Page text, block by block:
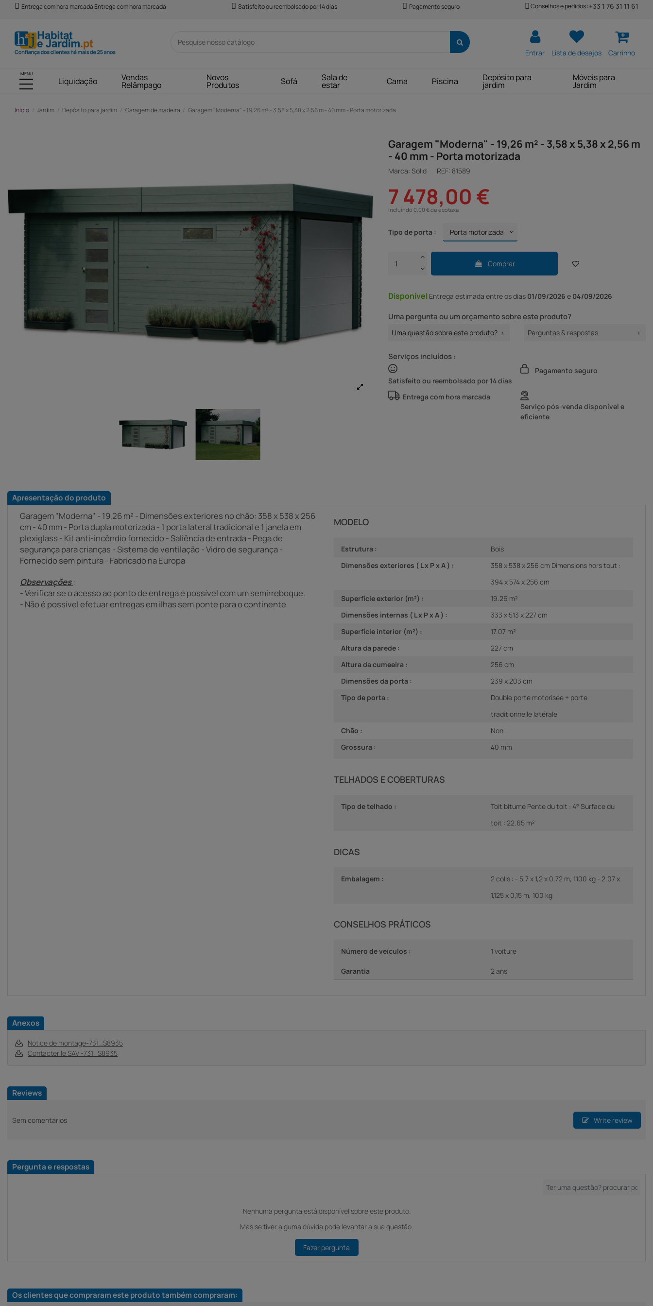
Entrega com hora marcada Entrega com hora marcada Satisfeito ou reembolsado por 14 dias Pagamento seguro Conselhos e pedidos :+33 1 76 31 11 61
Entrar Lista de desejos Carrinho
MENU
Liquidação Vendas
Relâmpago
Novos
Produtos Sofá Sala de
estar Cama Piscina Depósito para
jardim
Móveis para
Jardim
Início Jardim Depósito para jardim Garagem de madeira Garagem "Moderna" - 19,26 m² - 3,58 x 5,38 x 2,56 m - 40 mm - Porta motorizada
Garagem "Moderna" - 19,26 m² - 3,58 x 5,38 x 2,56 m
- 40 mm - Porta motorizada
Marca: Solid REF: 81589
7 478,00 €
Incluindo 0,00 € de ecotaxa
Tipo de porta :
Comprar
Disponível Entrega estimada entre os dias 01/09/2026 e 04/09/2026
Uma pergunta ou um orçamento sobre este produto?
Uma questão sobre este produto? Perguntas & respostas
Serviços incluídos :
Satisfeito ou reembolsado por 14 dias
Pagamento seguro
Entrega com hora marcada
Serviço pós-venda disponível e
eficiente
Apresentação do produto
Garagem "Moderna" - 19,26 m² - Dimensões exteriores no chão: 358 x 538 x 256
cm - 40 mm - Porta dupla motorizada - 1 porta lateral tradicional e 1 janela em
plexiglass - Kit anti-incêndio fornecido - Saliência de entrada - Pega de
segurança para crianças - Sistema de ventilação - Vidro de segurança -
Fornecido sem pintura - Fabricado na Europa
Observações:
- Verificar se o acesso ao ponto de entrega é possível com um semirreboque.
- Não é possível efetuar entregas em ilhas sem ponte para o continente
MODELO
Estrutura :
Bois
Dimensões exteriores ( L x P x A ) :
358 x 538 x 256 cm Dimensions hors tout :
394 x 574 x 256 cm
Superfície exterior (m²) :
19.26 m²
Dimensões internas ( L x P x A ) :
333 x 513 x 227 cm
Superfície interior (m²) :
17.07 m²
Altura da parede :
227 cm
Altura da cumeeira :
256 cm
Dimensões da porta :
239 x 203 cm
Tipo de porta :
Double porte motorisée + porte
traditionnelle latérale
Chão :
Non
Grossura :
40 mm
TELHADOS E COBERTURAS
Tipo de telhado :
Toit bitumé Pente du toit : 4° Surface du
toit : 22.65 m²
DICAS
Embalagem :
2 colis : - 5,7 x 1,2 x 0,72 m, 1100 kg - 2,07 x
1,125 x 0,15 m, 100 kg
CONSELHOS PRÁTICOS
Número de veículos : 1 voiture
Garantia 2 ans
Anexos
Notice de montage-731_S8935
Contacter le SAV -731_S8935
Reviews
Sem comentários Write review
Pergunta e respostas
Nenhuma pergunta está disponível sobre este produto.
Mas se tiver alguma dúvida pode levantar a sua questão.
Fazer pergunta
Os clientes que compraram este produto também compraram: